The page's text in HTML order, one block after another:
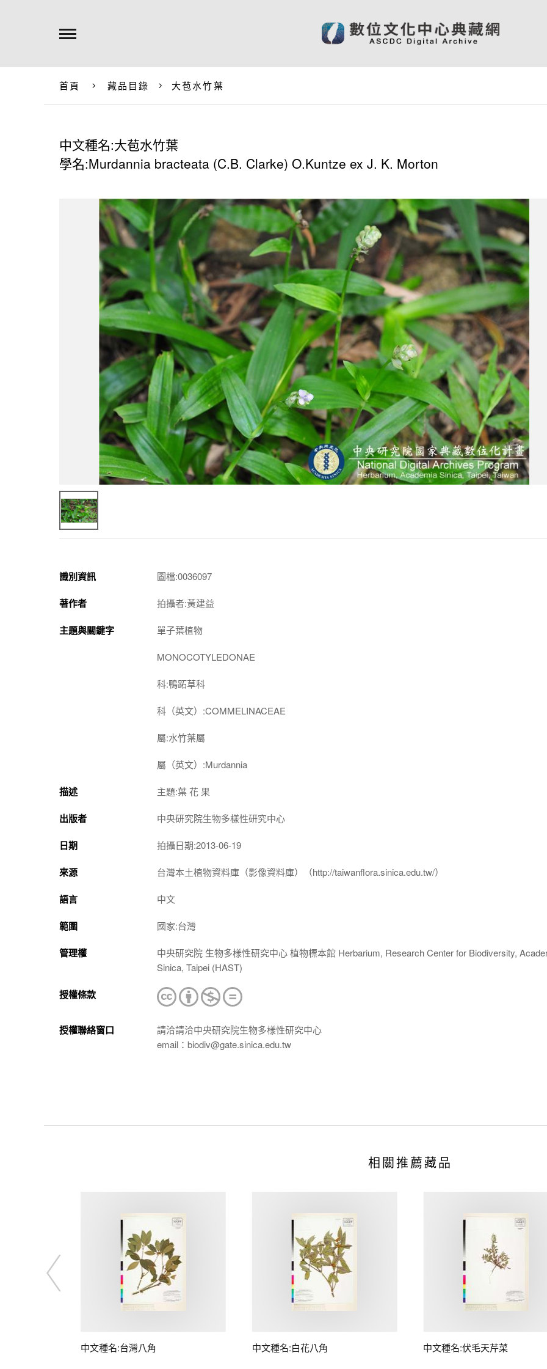
首頁 藏品目錄 大苞水竹葉
中文種名:大苞水竹葉
學名:Murdannia bracteata (C.B. Clarke) O.Kuntze ex J. K. Morton
識別資訊 圖檔:0036097
著作者 拍攝者:黃建益
主題與關鍵字 單子葉植物
MONOCOTYLEDONAE
科:鴨跖草科
科（英文）:COMMELINACEAE
屬:水竹葉屬
屬（英文）:Murdannia
描述 主題:葉 花 果
出版者 中央研究院生物多樣性研究中心
日期 拍攝日期:2013-06-19
來源 台灣本土植物資料庫（影像資料庫）（http://taiwanflora.sinica.edu.tw/）
語言 中文
範圍 國家:台灣
管理權
中央研究院 生物多樣性研究中心 植物標本館 Herbarium, Research Center for Biodiversity,
Sinica, Taipei (HAST)
授權條款
授權聯絡窗口
請洽請洽中央研究院生物多樣性研究中心
email：biodiv@gate.sinica.edu.tw
相關推薦藏品
中文種名:台灣八角 中文種名:白花八角 中文種名:伏毛天芹菜